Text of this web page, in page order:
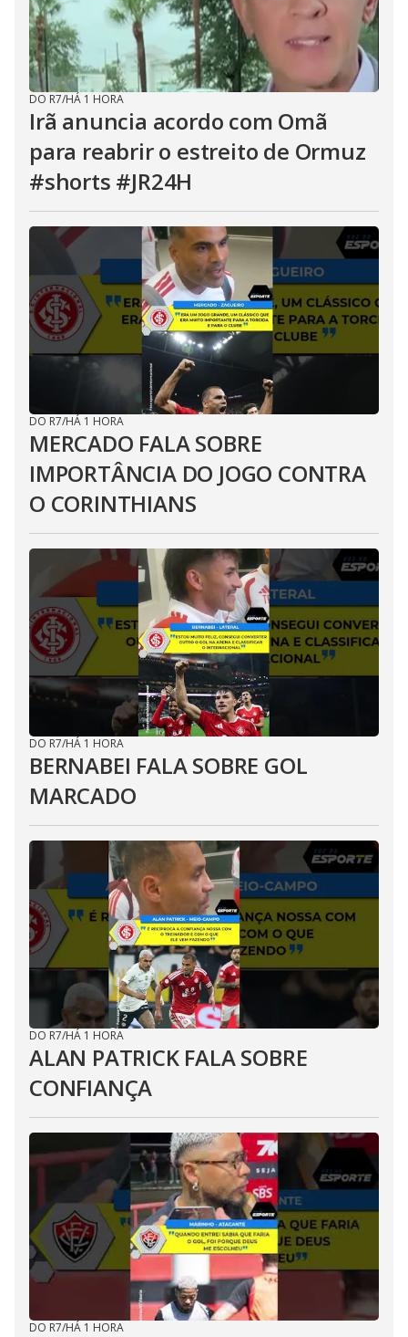
DO R7/HÁ 1 HORA
Irã anuncia acordo com Omã
para reabrir o estreito de Ormuz
#shorts #JR24H
DO R7/HÁ 1 HORA
MERCADO FALA SOBRE
IMPORTÂNCIA DO JOGO CONTRA
O CORINTHIANS
DO R7/HÁ 1 HORA
BERNABEI FALA SOBRE GOL
MARCADO
DO R7/HÁ 1 HORA
ALAN PATRICK FALA SOBRE
CONFIANÇA
DO R7/HÁ 1 HORA